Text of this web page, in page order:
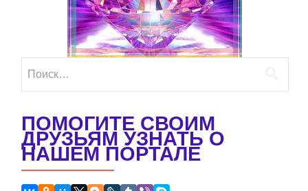
ПОМОГИТЕ СВОИМ
ДРУЗЬЯМ УЗНАТЬ О
НАШЕМ ПОРТАЛЕ